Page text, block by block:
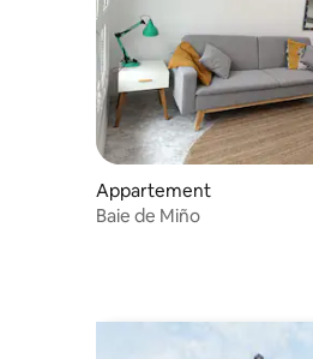
Appartement
Baie de Miño